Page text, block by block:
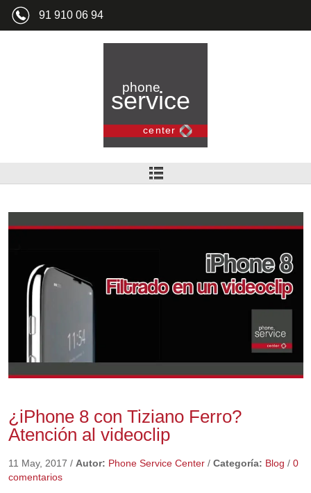
91 910 06 94
¿iPhone 8 con Tiziano Ferro?
Atención al videoclip
11 May, 2017 / Autor: Phone Service Center/ Categoría: Blog / 0
comentarios